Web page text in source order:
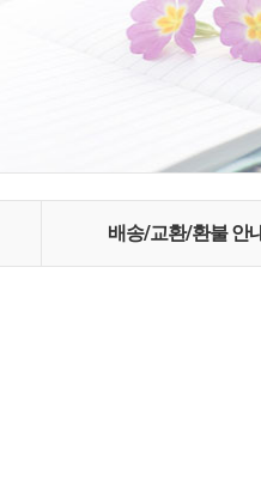
배송/교환/환불 안